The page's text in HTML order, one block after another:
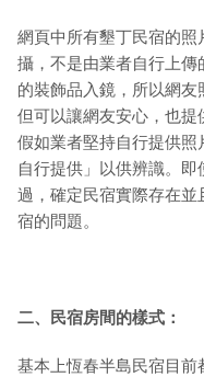
網頁中所有墾丁民宿的照
攝，不是由業者自行上傳
的裝飾品入鏡，所以網
但可以讓網友安心，也提
假如業者堅持自行提供
自行提供」以供辨識。
過，確定民宿實際存在並
宿的問題。
二、民宿房間的樣式：
基本上恆春半島民宿目前